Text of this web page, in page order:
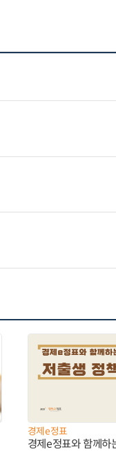
경제e정표
경제e정표와 함께하